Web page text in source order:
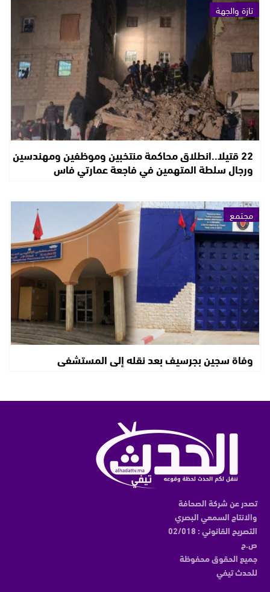
تازة والجهة
22 قتيلا..انطلاق محاكمة منتخبين وموظفين ومهندسين
ورجال سلطة المتهمين في فاجعة عمارتي فاس
مجتمع
وفاة سجين بجرسيف بعد نقله إلى المستشفى
تصدر عن شركة الصحافة
والانتاج السمعي البصري
التصريح القانوني : 02/018
ص.ح
جميع الحقوق محفوظة
للحدث تيفي